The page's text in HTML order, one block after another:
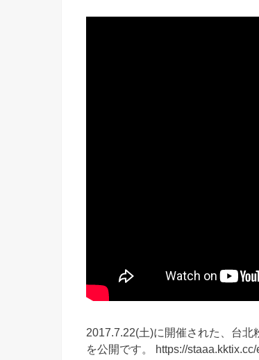
2017.7.22(土)に開催された、台
を公開です。 https://